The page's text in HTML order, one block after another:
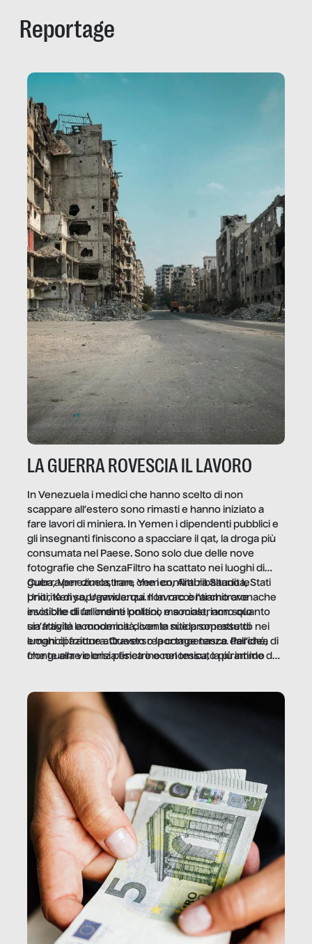
Reportage
LA GUERRA ROVESCIA IL LAVORO
In Venezuela i medici che hanno scelto di non
scappare all’estero sono rimasti e hanno iniziato a
fare lavori di miniera. In Yemen i dipendenti pubblici e
gli insegnanti finiscono a spacciare il qat, la droga più
consumata nel Paese. Sono solo due delle nove
fotografie che SenzaFiltro ha scattato nei luoghi di
guerra per dimostrare che i conflitti ribaltano le
priorità di sopravvivenza. Il lavoro è l’architrave
invisibile di un ordine politico e sociale, non solo
un’attività economica: diventa nitida soprattutto nei
luoghi di frattura. Questo reportage nasce dall’idea
che guerre e crisi penetrino nel tessuto più intimo
Cuba, Venezuela, Iran, Yemen, Arabia Saudita, Stati
Uniti, Kenya, Uganda: qui non raccontiamo cronache
esotiche di fallimenti lontani, ma mostriamo quanto
sia fragile la modernità, con le sue promesse di
emancipazione attraverso la competenza. Perché, di
fronte alla violenza fisica o economica, la piramide del